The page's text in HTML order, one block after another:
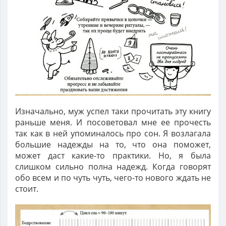
Изначально, муж успел таки прочитать эту книгу
раньше меня. И посоветовал мне ее прочесть
так как в ней упоминалось про сон. Я возлагала
большие надежды на то, что она поможет,
может даст какие-то практики. Но, я была
слишком сильно полна надежд. Когда говорят
обо всем и по чуть чуть, чего-то нового ждать не
стоит.